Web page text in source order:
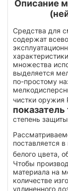
Описание
Средства для
содержат
множества
выделяется
по-простому
чистки оружия
показатель
степень
поставляется
белого цвета,
Чтобы
материала на
количестве
удлиненного